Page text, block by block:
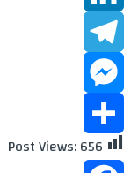
LinkedIn
Telegram
Messenger
Share
Post Views:656